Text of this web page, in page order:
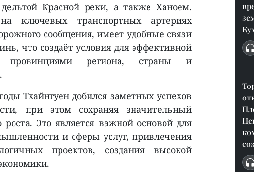
дельтой Красной реки, а также Ханоем.
ключевых транспортных артериях
сообщения, имеет удобные связи
что создаёт условия для эффективной
провинциями региона, страны и
Тхайнгуен добился заметных успехов
при этом сохраняя значительный
Это является важной основой для
и сферы услуг, привлечения
проектов, создания высокой